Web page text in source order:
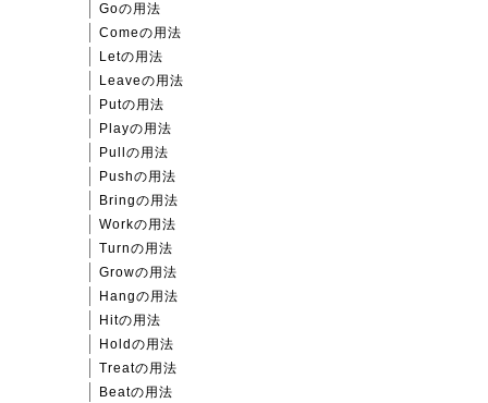
Goの用法
Comeの用法
Letの用法
Leaveの用法
Putの用法
Playの用法
Pullの用法
Pushの用法
Bringの用法
Workの用法
Turnの用法
Growの用法
Hangの用法
Hitの用法
Holdの用法
Treatの用法
Beatの用法